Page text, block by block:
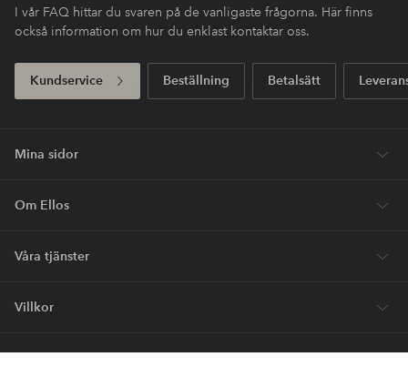
I vår FAQ hittar du svaren på de vanligaste frågorna. Här finns
också information om hur du enklast kontaktar oss.
Kundservice Beställning Betalsätt
Mina sidor
Om Ellos
Våra tjänster
Villkor
Vänner